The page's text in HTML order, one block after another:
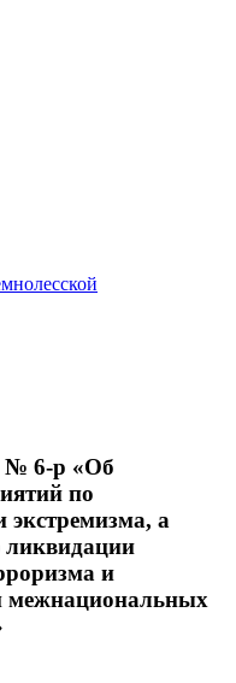
№ 6-р «Об
по
экстремизма, а
и
межнациональных